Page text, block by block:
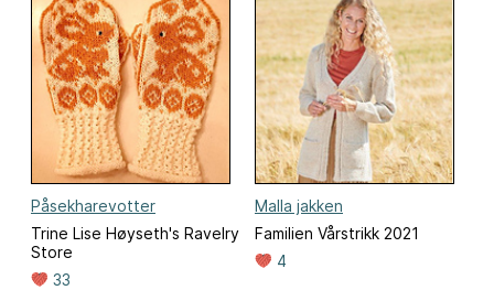
Påsekharevotter
Trine Lise Høyseth's Ravelry
Store
33
Malla jakken
Familien Vårstrikk 2021
4